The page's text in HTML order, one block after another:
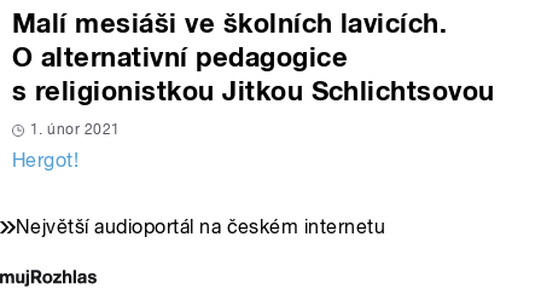
Malí mesiáši ve školních lavicích.
O alternativní pedagogice
s religionistkou Jitkou Schlichtsovou
1. únor 2021
Hergot!
Největší audioportál na českém internetu